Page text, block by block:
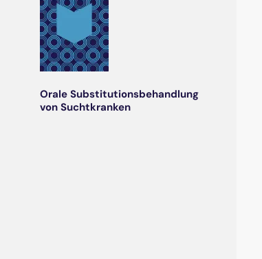
Orale Substitutionsbehandlung
von Suchtkranken